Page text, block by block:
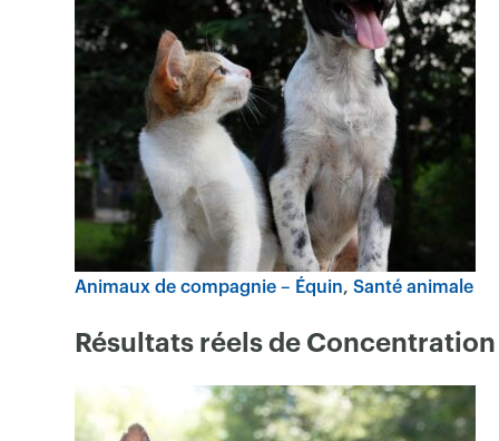
Animaux de compagnie – Équin Santé animale
Résultats réels de